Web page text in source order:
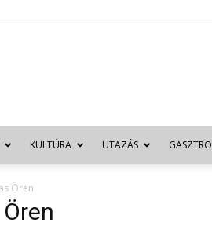
KULTÚRA UTAZÁS GASZTRO
Ören